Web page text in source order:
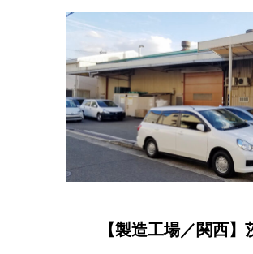
【製造工場／関西】